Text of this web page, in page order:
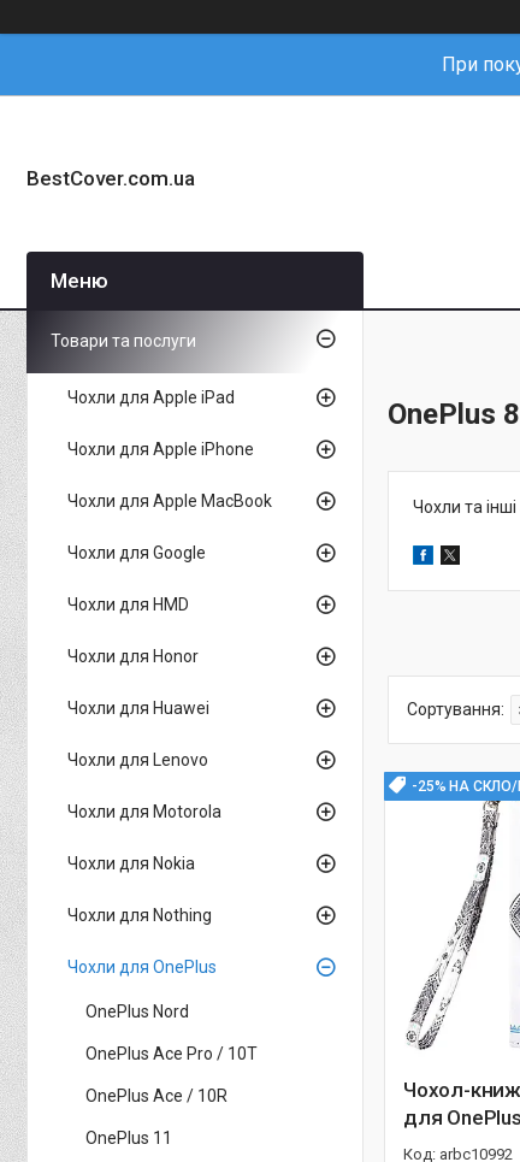
При
BestCover.com.ua
OnePlus 8
Чохли та
-25% НА СКЛО/
Чохол-
для
arbc10992
Товари та послуги
Чохли для Apple iPad
Чохли для Apple iPhone
Чохли для Apple MacBook
Чохли для Google
Чохли для HMD
Чохли для Honor
Чохли для Huawei
Чохли для Lenovo
Чохли для Motorola
Чохли для Nokia
Чохли для Nothing
Чохли для OnePlus
OnePlus Nord
OnePlus Ace Pro / 10T
OnePlus Ace / 10R
OnePlus 11